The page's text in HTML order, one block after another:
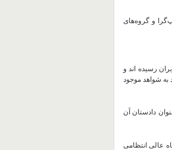
و گروه‌های
کلیدی در ایران رسیده ‌اند و
به شواهد موجود
عنوان دادستان آن
عالی انتظامی